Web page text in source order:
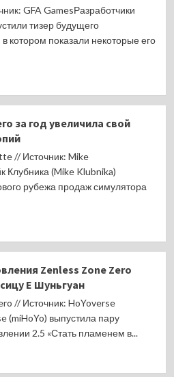
GFA GamesРазработчики
тизер будущего
котором показали некоторые его
за год увеличила свой
// Источник: Mike
Клубника (Mike Klubnika)
рубежа продаж симулятора
Zenless Zone Zero
Е Шуньгуан
// Источник: HoYoverse
(miHoYo) выпустила пару
2.5 «Стать пламенем в...